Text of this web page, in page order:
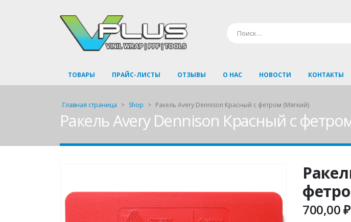
ТОВАРЫ ПРАЙС-ЛИСТЫ ОТЗЫВЫ О НАС НОВОСТИ КОНТАКТЫ
Главная страница > Shop > Ракель Avery Dennison Красный с фетром (Мягкий)
Ракель Avery Dennison Красный с
700,00₽